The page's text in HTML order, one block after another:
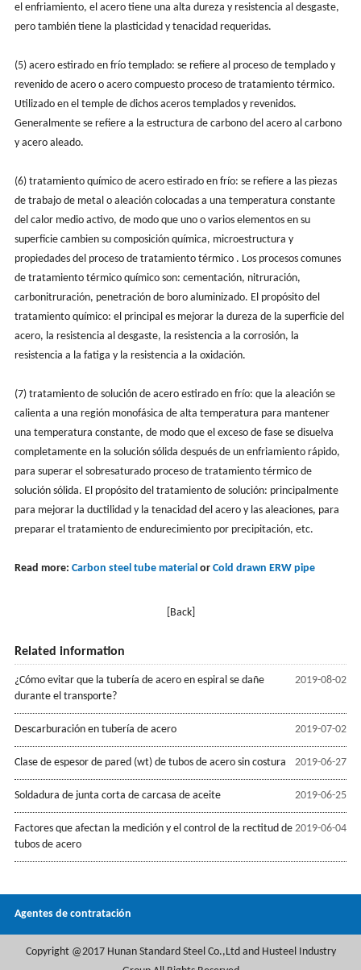
el enfriamiento, el acero tiene una alta dureza y resistencia al desgaste,
pero también tiene la plasticidad y tenacidad requeridas.
(5) acero estirado en frío templado: se refiere al proceso de templado y
revenido de acero o acero compuesto proceso de tratamiento térmico.
Utilizado en el temple de dichos aceros templados y revenidos.
Generalmente se refiere a la estructura de carbono del acero al carbono
y acero aleado.
(6) tratamiento químico de acero estirado en frío: se refiere a las piezas
de trabajo de metal o aleación colocadas a una temperatura constante
del calor medio activo, de modo que uno o varios elementos en su
superficie cambien su composición química, microestructura y
propiedades del proceso de tratamiento térmico . Los procesos comunes
de tratamiento térmico químico son: cementación, nitruración,
carbonitruración, penetración de boro aluminizado. El propósito del
tratamiento químico: el principal es mejorar la dureza de la superficie del
acero, la resistencia al desgaste, la resistencia a la corrosión, la
resistencia a la fatiga y la resistencia a la oxidación.
(7) tratamiento de solución de acero estirado en frío: que la aleación se
calienta a una región monofásica de alta temperatura para mantener
una temperatura constante, de modo que el exceso de fase se disuelva
completamente en la solución sólida después de un enfriamiento rápido,
para superar el sobresaturado proceso de tratamiento térmico de
solución sólida. El propósito del tratamiento de solución: principalmente
para mejorar la ductilidad y la tenacidad del acero y las aleaciones, para
preparar el tratamiento de endurecimiento por precipitación, etc.
Read more: Carbon steel tube material or Cold drawn ERW pipe
[Back]
Related information
2019-08-02
¿Cómo evitar que la tubería de acero en espiral se dañe
durante el transporte?
2019-07-02
Descarburación en tubería de acero
2019-06-27
Clase de espesor de pared (wt) de tubos de acero sin costura
2019-06-25
Soldadura de junta corta de carcasa de aceite
2019-06-04
Factores que afectan la medición y el control de la rectitud de
tubos de acero
Agentes de contratación
Copyright @2017 Hunan Standard Steel Co.,Ltd and Husteel Industry